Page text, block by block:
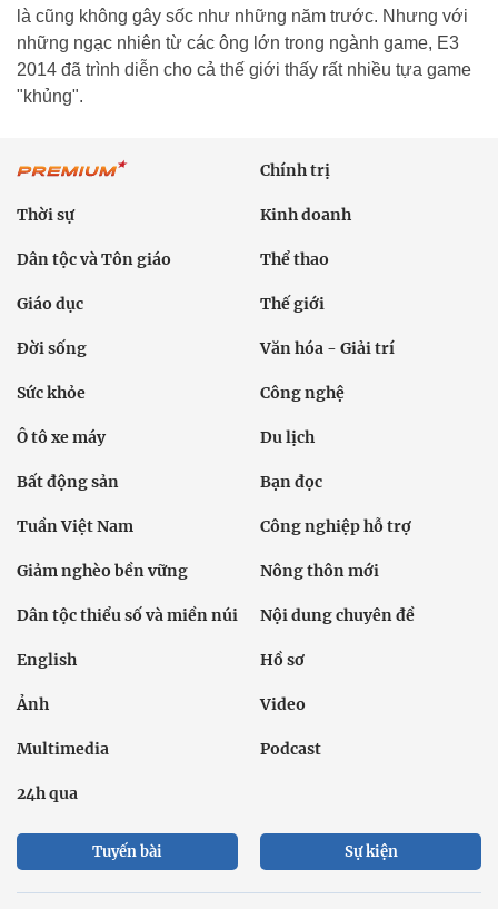
là cũng không gây sốc như những năm trước. Nhưng với
những ngạc nhiên từ các ông lớn trong ngành game, E3
2014 đã trình diễn cho cả thế giới thấy rất nhiều tựa game
"khủng".
Chính trị
Thời sự Kinh doanh
Dân tộc và Tôn giáo Thể thao
Giáo dục Thế giới
Đời sống Văn hóa - Giải trí
Sức khỏe Công nghệ
Ô tô xe máy Du lịch
Bất động sản Bạn đọc
Tuần Việt Nam Công nghiệp hỗ trợ
Giảm nghèo bền vững Nông thôn mới
Dân tộc thiểu số và miền núi Nội dung chuyên đề
English Hồ sơ
Ảnh Video
Multimedia Podcast
24h qua
Tuyến bài Sự kiện